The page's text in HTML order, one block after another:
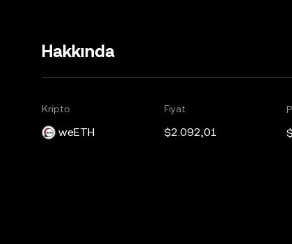
Hakkında
Kripto
weETH
Fiyat
$2.092,01